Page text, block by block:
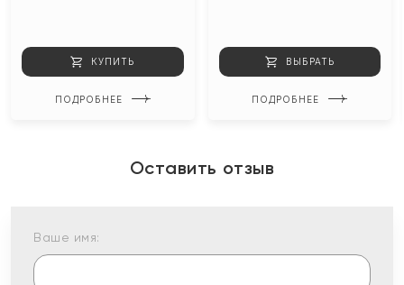
КУПИТЬ
ПОДРОБНЕЕ
ВЫБРАТЬ
ПОДРОБНЕЕ
Оставить отзыв
Ваше имя: